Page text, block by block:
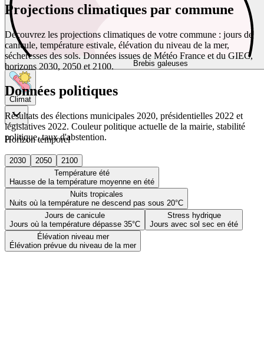
Brebis galeuses
Climat
Horizon temporel
2030 2050
2100
Température été
Hausse de la température moyenne en été
Nuits tropicales
Nuits où la température ne descend pas sous 20°C
Jours de canicule
Jours où la température dépasse 35°C
Stress hydrique
Jours avec sol sec en été
Élévation niveau mer
Élévation prévue du niveau de la mer
Projections climatiques par commune
Découvrez les projections climatiques de votre commune : jours de
canicule, température estivale, élévation du niveau de la mer,
sécheresses des sols. Données issues de Météo France et du GIEC,
horizons 2030, 2050 et 2100.
Données politiques
Résultats des élections municipales 2020, présidentielles 2022 et
législatives 2022. Couleur politique actuelle de la mairie, stabilité
politique, taux d'abstention.